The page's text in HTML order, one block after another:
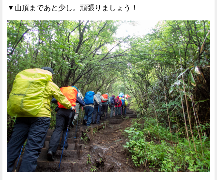
▼山頂まであと少し。頑張りましょう！